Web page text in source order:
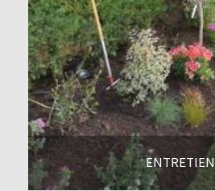
ENTRETIEN